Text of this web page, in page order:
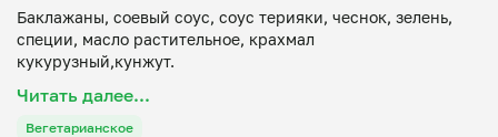
Баклажаны, соевый соус, соус терияки, чеснок, зелень,
специи, масло растительное, крахмал
Читать далее...
Вегетарианское